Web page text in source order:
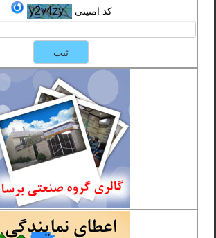
کد امنیتی